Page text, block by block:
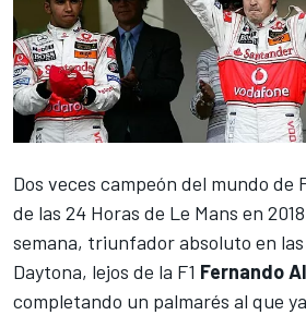
Dos veces campeón del mundo de
de las 24 Horas de Le Mans en
semana, triunfador absoluto en
Daytona, lejos de la F1 Fernando
completando un palmarés al que